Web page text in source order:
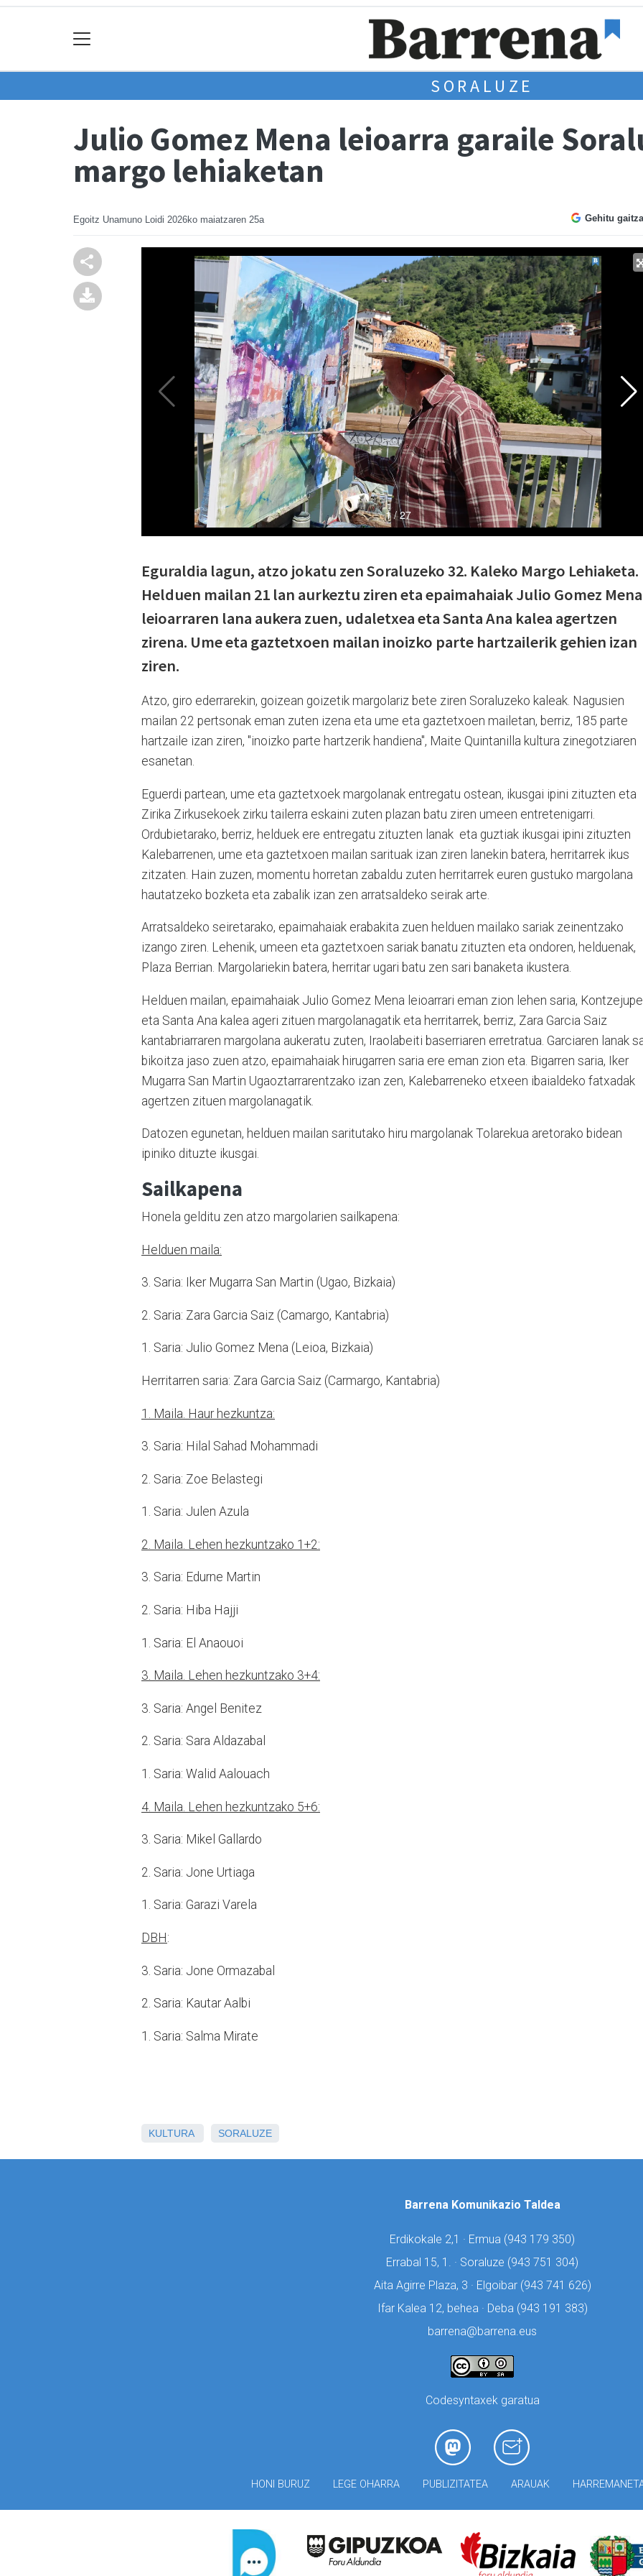
SORALUZE
Julio Gomez Mena leioarra garaile
margo lehiaketan
Egoitz Unamuno Loidi 2026ko maiatzaren 25a Gehitu
Eguraldia lagun, atzo jokatu zen Soraluzeko 32. Kaleko Margo Lehiaketa.
Helduen mailan 21 lan aurkeztu ziren eta epaimahaiak Julio Gomez Mena
leioarraren lana aukera zuen, udaletxea eta Santa Ana kalea agertzen
zirena. Ume eta gaztetxoen mailan inoizko parte hartzailerik gehien izan
ziren.
Atzo, giro ederrarekin, goizean goizetik margolariz bete ziren Soraluzeko kaleak. Nagusien
mailan 22 pertsonak eman zuten izena eta ume eta gaztetxoen mailetan, berriz, 185 parte
hartzaile izan ziren, "inoizko parte hartzerik handiena", Maite Quintanilla kultura zinegotziaren
esanetan.
Eguerdi partean, ume eta gaztetxoek margolanak entregatu ostean, ikusgai ipini zituzten eta
Zirika Zirkusekoek zirku tailerra eskaini zuten plazan batu ziren umeen entretenigarri.
Ordubietarako, berriz, helduek ere entregatu zituzten lanak eta guztiak ikusgai ipini zituzten
Kalebarrenen, ume eta gaztetxoen mailan sarituak izan ziren lanekin batera, herritarrek ikus
zitzaten. Hain zuzen, momentu horretan zabaldu zuten herritarrek euren gustuko margolana
hautatzeko bozketa eta zabalik izan zen arratsaldeko seirak arte.
Arratsaldeko seiretarako, epaimahaiak erabakita zuen helduen mailako sariak zeinentzako
izango ziren. Lehenik, umeen eta gaztetxoen sariak banatu zituzten eta ondoren, helduenak,
Plaza Berrian. Margolariekin batera, herritar ugari batu zen sari banaketa ikustera.
Helduen mailan, epaimahaiak Julio Gomez Mena leioarrari eman zion lehen saria,
eta Santa Ana kalea ageri zituen margolanagatik eta herritarrek, berriz, Zara Garcia Saiz
kantabriarraren margolana aukeratu zuten, Iraolabeiti baserriaren erretratua. Garciaren lanak
bikoitza jaso zuen atzo, epaimahaiak hirugarren saria ere eman zion eta. Bigarren saria, Iker
Mugarra San Martin Ugaoztarrarentzako izan zen, Kalebarreneko etxeen ibaialdeko fatxadak
agertzen zituen margolanagatik.
Datozen egunetan, helduen mailan saritutako hiru margolanak Tolarekua aretorako bidean
ipiniko dituzte ikusgai.
Sailkapena
Honela gelditu zen atzo margolarien sailkapena:
Helduen maila:
3. Saria: Iker Mugarra San Martin (Ugao, Bizkaia)
2. Saria: Zara Garcia Saiz (Camargo, Kantabria)
1. Saria: Julio Gomez Mena (Leioa, Bizkaia)
Herritarren saria: Zara Garcia Saiz (Carmargo, Kantabria)
1. Maila. Haur hezkuntza:
3. Saria: Hilal Sahad Mohammadi
2. Saria: Zoe Belastegi
1. Saria: Julen Azula
2. Maila. Lehen hezkuntzako 1+2:
3. Saria: Edurne Martin
2. Saria: Hiba Hajji
1. Saria: El Anaouoi
3. Maila. Lehen hezkuntzako 3+4:
3. Saria: Angel Benitez
2. Saria: Sara Aldazabal
1. Saria: Walid Aalouach
4. Maila. Lehen hezkuntzako 5+6:
3. Saria: Mikel Gallardo
2. Saria: Jone Urtiaga
1. Saria: Garazi Varela
DBH :
3. Saria: Jone Ormazabal
2. Saria: Kautar Aalbi
1. Saria: Salma Mirate
KULTURA SORALUZE
Barrena Komunikazio Taldea
Erdikokale 2,1 · Ermua (943 179 350)
Errabal 15, 1. · Soraluze (943 751 304)
Aita Agirre Plaza, 3 · Elgoibar (943 741 626)
Ifar Kalea 12, behea · Deba (943 191 383)
barrena@barrena.eus
Codesyntaxek garatua
HONI BURUZ LEGE OHARRA PUBLIZITATEA ARAUAK